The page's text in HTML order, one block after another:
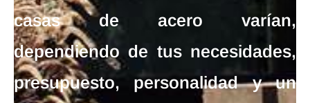
casas de acero varían,
dependiendo de tus necesidades,
presupuesto, personalidad y un